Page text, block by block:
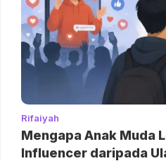
Rifaiyah
Mengapa Anak Muda
Influencer daripada